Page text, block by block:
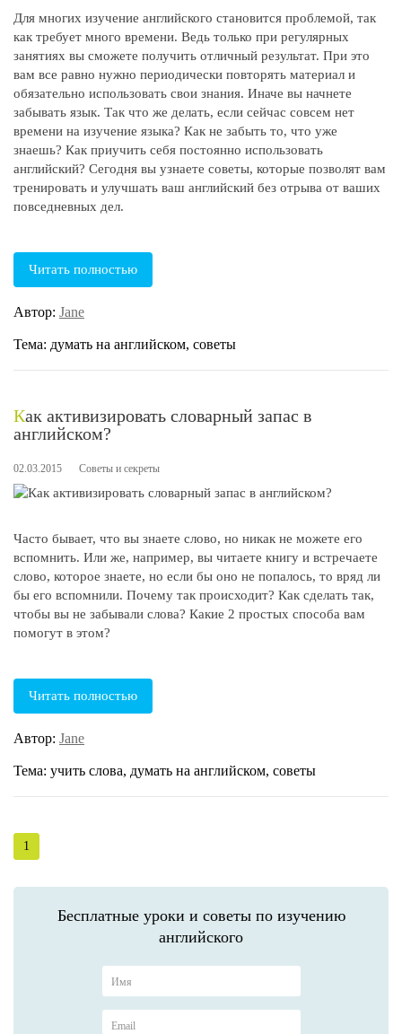
Для многих изучение английского становится проблемой, так
как требует много времени. Ведь только при регулярных
занятиях вы сможете получить отличный результат. При это
вам все равно нужно периодически повторять материал и
обязательно использовать свои знания. Иначе вы начнете
забывать язык. Так что же делать, если сейчас совсем нет
времени на изучение языка? Как не забыть то, что уже
знаешь? Как приучить себя постоянно использовать
английский? Сегодня вы узнаете советы, которые позволят вам
тренировать и улучшать ваш английский без отрыва от ваших
повседневных дел.
Читать полностью
Автор: Jane
Тема: думать на английском, советы
Как активизировать словарный запас в
английском?
02.03.2015 Советы и секреты
Часто бывает, что вы знаете слово, но никак не можете его
вспомнить. Или же, например, вы читаете книгу и встречаете
слово, которое знаете, но если бы оно не попалось, то вряд ли
бы его вспомнили. Почему так происходит? Как сделать так,
чтобы вы не забывали слова? Какие 2 простых способа вам
помогут в этом?
Читать полностью
Автор: Jane
Тема: учить слова, думать на английском, советы
1
Бесплатные уроки и советы по изучению
английского